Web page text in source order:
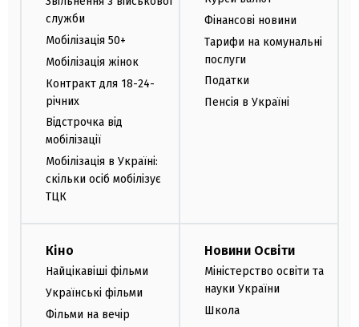
служби
Мобілізація 50+
Мобілізація жінок
Контракт для 18-24-
річних
Відстрочка від
мобілізації
Мобілізація в Україні:
скільки осіб мобілізує
ТЦК
Фінансові новини
Тарифи на комунальні
послуги
Податки
Пенсія в Україні
Кіно
Найцікавіші фільми
Українські фільми
Фільми на вечір
Новини Освіти
Міністерство освіти та
науки України
Школа